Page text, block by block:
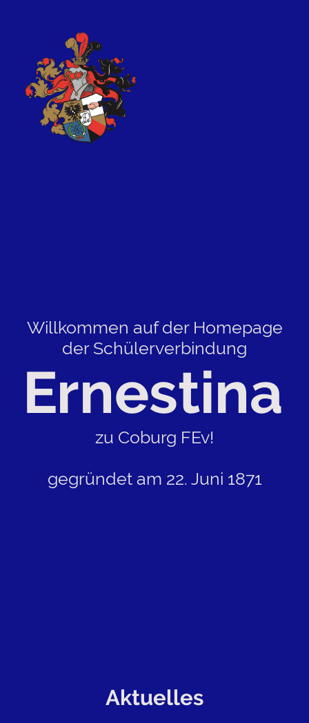
Willkommen auf der Homepage
der Schülerverbindung
Ernestina
zu Coburg FEv!
gegründet am 22. Juni 1871
Aktuelles